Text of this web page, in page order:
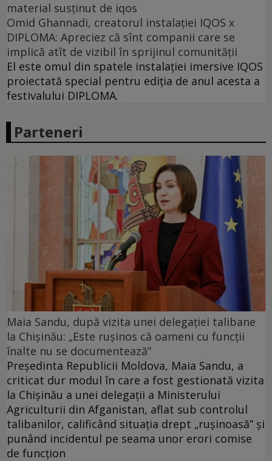
material susținut de iqos
Omid Ghannadi, creatorul instalației IQOS x
DIPLOMA: Apreciez că sînt companii care se
implică atît de vizibil în sprijinul comunității
El este omul din spatele instalației imersive IQOS
proiectată special pentru ediția de anul acesta a
festivalului DIPLOMA.
Parteneri
Maia Sandu, după vizita unei delegației talibane
la Chișinău: „Este rușinos că oameni cu funcții
înalte nu se documentează”
Președinta Republicii Moldova, Maia Sandu, a
criticat dur modul în care a fost gestionată vizita
la Chișinău a unei delegații a Ministerului
Agriculturii din Afganistan, aflat sub controlul
talibanilor, calificând situația drept „rușinoasă” și
punând incidentul pe seama unor erori comise
de funcțion